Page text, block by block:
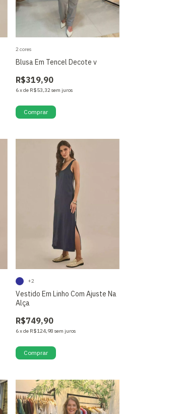
Blusa Em Tencel Decote v
R$319,90
6xde R$53,32sem juros
2 cores
Comprar
Vestido Em Linho Com Ajuste Na
Alça
R$749,90
6xde R$124,98 sem juros
+2
Comprar